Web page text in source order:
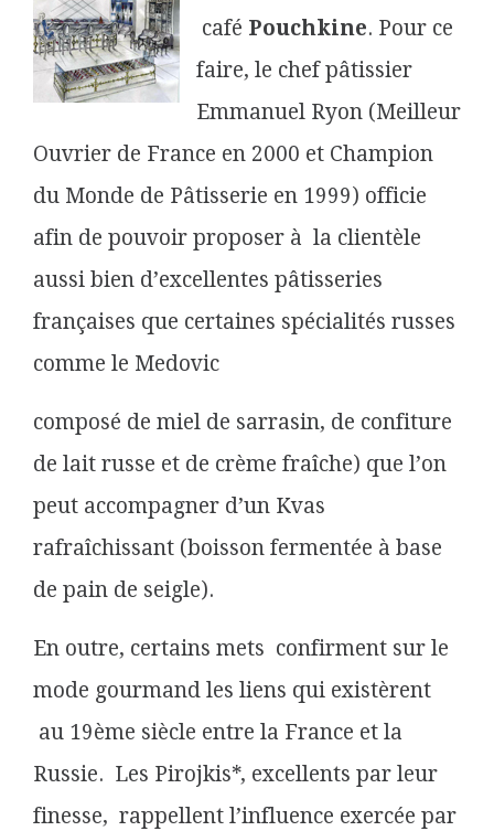
café Pouchkine. Pour ce
faire, le chef pâtissier
Emmanuel Ryon (Meilleur
Ouvrier de France en 2000 et Champion
du Monde de Pâtisserie en 1999) officie
afin de pouvoir proposer à la clientèle
aussi bien d’excellentes pâtisseries
françaises que certaines spécialités russes
comme le Medovic
composé de miel de sarrasin, de confiture
de lait russe et de crème fraîche) que l’on
peut accompagner d’un Kvas
rafraîchissant (boisson fermentée à base
de pain de seigle).
En outre, certains mets confirment sur le
mode gourmand les liens qui existèrent
au 19ème siècle entre la France et la
Russie. Les Pirojkis*, excellents par leur
finesse, rappellent l’influence exercée par